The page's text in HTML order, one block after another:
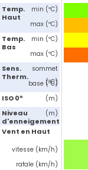
Temp.
Haut
min (ºC)
max (ºC)
Temp.
Bas
min (ºC)
max (ºC)
Sens.
Therm.
sommet
(ºC)
base (ºC)
ISO 0º (m)
Niveau
d'enneigement
(m)
Vent en Haut
vitesse (km/h)
rafale (km/h)